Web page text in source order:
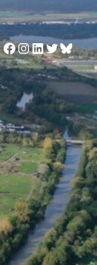
Facebook
Instagram
LinkedIn
Twitter